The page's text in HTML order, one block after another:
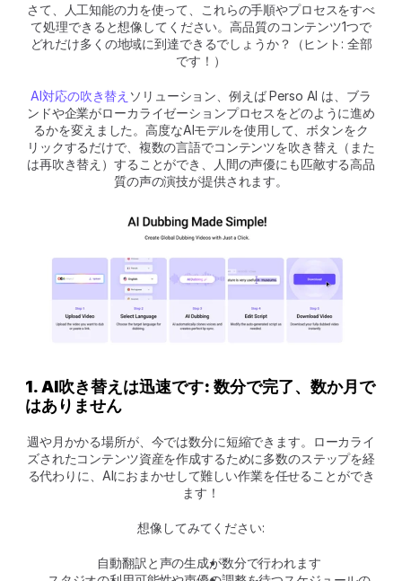
さて、人工知能の力を使って、これらの手順やプロセスをすべ
て処理できると想像してください。高品質のコンテンツ1つで
どれだけ多くの地域に到達できるでしょうか？（ヒント: 全部
です！）
AI対応の吹き替え ソリューション、例えば Perso AI は、ブラ
ンドや企業がローカライゼーションプロセスをどのように進め
るかを変えました。高度なAIモデルを使用して、ボタンをク
リックするだけで、複数の言語でコンテンツを吹き替え（また
は再吹き替え）することができ、人間の声優にも匹敵する高品
質の声の演技が提供されます。
1. AI吹き替えは迅速です: 数分で完了、数か月で
はありません
週や月かかる場所が、今では数分に短縮できます。ローカライ
ズされたコンテンツ資産を作成するために多数のステップを経
る代わりに、AIにおまかせして難しい作業を任せることができ
ます！
想像してみてください:
自動翻訳と声の生成が数分で行われます